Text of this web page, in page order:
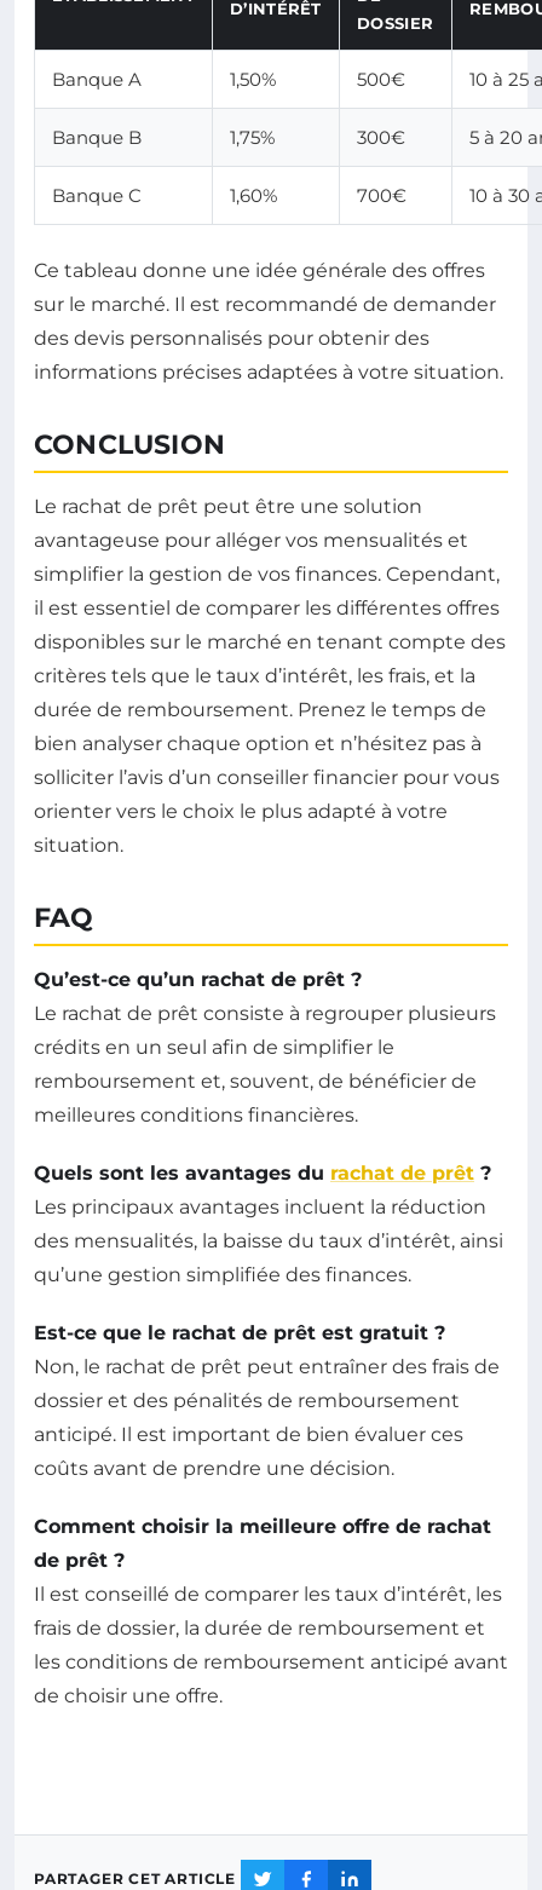
D’INTÉRÊT
DOSSIER
Banque A 1,50% 500€ 10 à 25
Banque B 1,75% 300€ 5 à 20
Banque C 1,60% 700€ 10 à 30
Ce tableau donne une idée générale des offres
sur le marché. Il est recommandé de demander
des devis personnalisés pour obtenir des
informations précises adaptées à votre situation.
CONCLUSION
Le rachat de prêt peut être une solution
avantageuse pour alléger vos mensualités et
simplifier la gestion de vos finances. Cependant,
il est essentiel de comparer les différentes offres
disponibles sur le marché en tenant compte des
critères tels que le taux d’intérêt, les frais, et la
durée de remboursement. Prenez le temps de
bien analyser chaque option et n’hésitez pas à
solliciter l’avis d’un conseiller financier pour vous
orienter vers le choix le plus adapté à votre
situation.
FAQ
Qu’est-ce qu’un rachat de prêt ?
Le rachat de prêt consiste à regrouper plusieurs
crédits en un seul afin de simplifier le
remboursement et, souvent, de bénéficier de
meilleures conditions financières.
Quels sont les avantages du rachat de prêt ?
Les principaux avantages incluent la réduction
des mensualités, la baisse du taux d’intérêt, ainsi
qu’une gestion simplifiée des finances.
Est-ce que le rachat de prêt est gratuit ?
Non, le rachat de prêt peut entraîner des frais de
dossier et des pénalités de remboursement
anticipé. Il est important de bien évaluer ces
coûts avant de prendre une décision.
Comment choisir la meilleure offre de rachat
de prêt ?
Il est conseillé de comparer les taux d’intérêt, les
frais de dossier, la durée de remboursement et
les conditions de remboursement anticipé avant
de choisir une offre.
PARTAGER CET ARTICLE